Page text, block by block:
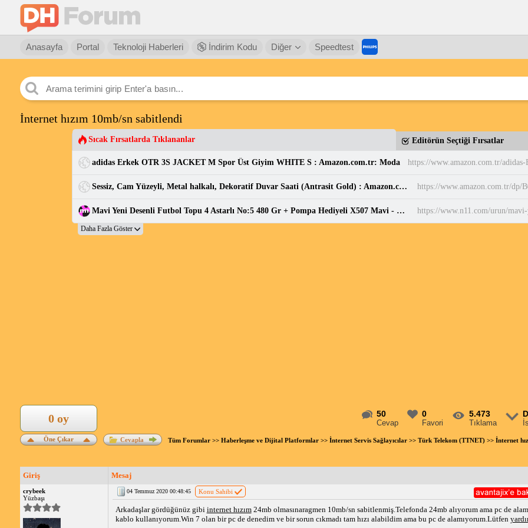
Anasayfa Portal Teknoloji Haberleri İndirim Kodu Diğer Speedtest
İnternet hızım 10mb/sn sabitlendi
Sıcak Fırsatlarda Tıklananlar Editörün Seçtiği Fırsatlar
adidas Erkek OTR 3S JACKET M Spor Üst Giyim WHITE S : Amazon.com.tr: Moda
Sessiz, Cam Yüzeyli, Metal halkalı, Dekoratif Duvar Saati (Antrasit Gold) : Amazon.com.tr: Ev ve Yaşam https://www.amazon.com.tr/dp/
Mavi Yeni Desenli Futbol Topu 4 Astarlı No:5 480 Gr + Pompa Hediyeli X507 Mavi - Beyaz 5 Fiyatları ve Özellikleri
50
Cevap
0
Favori
5.473
Tıklama
Öne Çıkar
0 oy
Cevapla Tüm Forumlar>> Haberleşme ve Dijital Platformlar>> İnternet Servis Sağlayıcılar>> Türk Telekom (TTNET)>> İnternet
Giriş Mesaj
crybeek
Yüzbaşı
04 Temmuz 2020 00:48:45 Konu Sahibi
Arkadaşlar gördüğünüz gibi internet hızım24mb olmasınaragmen 10mb/sn sabitlenmiş.Telefonda 24mb alıyorum ama pc de
kablo kullanıyorum.Win 7 olan bir pc de denedim ve bir sorun cıkmadı tam hızı alabildim ama bu pc de alamıyorum.Lütfen